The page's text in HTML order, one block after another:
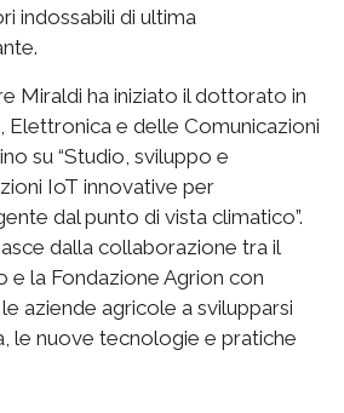
indossabili di ultima
Miraldi ha iniziato il dottorato in
Elettronica e delle Comunicazioni
su “Studio, sviluppo e
IoT innovative per
dal punto di vista climatico”.
dalla collaborazione tra il
e la Fondazione Agrion con
aziende agricole a svilupparsi
le nuove tecnologie e pratiche